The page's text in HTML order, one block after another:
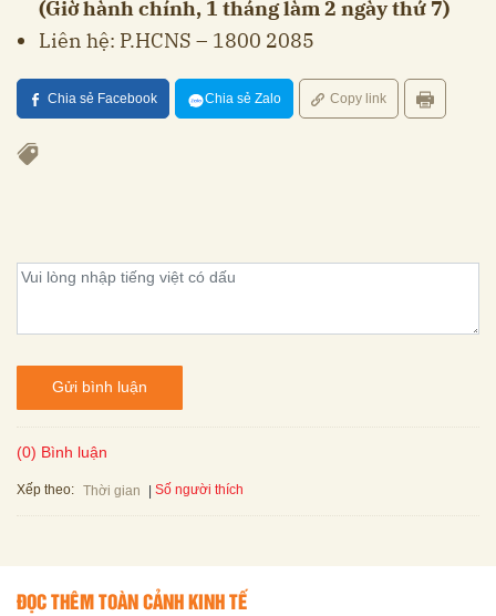
(Giờ hành chính, 1 tháng làm 2 ngày thứ 7)
Liên hệ: P.HCNS – 1800 2085
Chia sẻ Facebook Chia sẻ Zalo Copy link
Gửi bình luận
(0) Bình luận
Xếp theo: Thời gian Số người thích
ĐỌC THÊM TOÀN CẢNH KINH TẾ